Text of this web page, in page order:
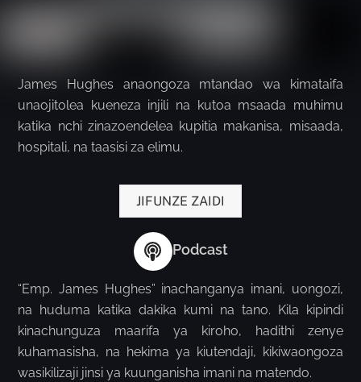
James Hughes anaongoza mtandao wa kimataifa
unaojitolea kueneza injili na kutoa msaada muhimu
katika nchi zinazoendelea kupitia makanisa, misaada,
hospitali, na taasisi za elimu.
JIFUNZE ZAIDI
Podcast
“Emp. James Hughes” inachanganya imani, uongozi,
na huduma katika dakika kumi na tano. Kila kipindi
kinachunguza maarifa ya kiroho, hadithi zenye
kuhamasisha, na hekima ya kiutendaji, kikiwaongoza
wasikilizaji jinsi ya kuunganisha imani na matendo.